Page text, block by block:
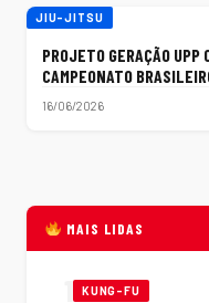
JIU-JITSU
PROJETO GERAÇÃO UPP
CAMPEONATO
16/06/2026
MAIS LIDAS
KUNG-FU